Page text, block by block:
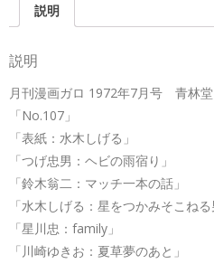
説明
説明
月刊漫画ガロ 1972年7月号 青
「No.107」
「表紙：水木しげる」
「つげ忠男：ヘビの雨宿り」
「鈴木翁二：マッチ一本の話」
「水木しげる：星をつかみそこねる
「星川忠：family」
「川崎ゆきお：夏草夢のあと」